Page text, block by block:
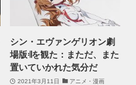
シン・エヴァンゲリオン劇
場版𝄇を観た：まただ、また
置いていかれた気分だ
2021年3月11日 アニメ・漫画